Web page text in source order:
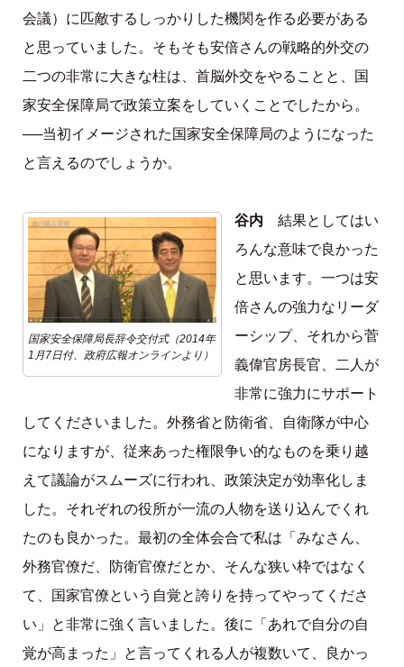
会議）に匹敵するしっかりした機関を作る必要がある
と思っていました。そもそも安倍さんの戦略的外交の
二つの非常に大きな柱は、首脳外交をやることと、国
家安全保障局で政策立案をしていくことでしたから。
──当初イメージされた国家安全保障局のようになった
と言えるのでしょうか。
国家安全保障局長辞令交付式（2014年
1月7日付、政府広報オンラインより）
谷内 結果としてはい
ろんな意味で良かった
と思います。一つは安
倍さんの強力なリーダ
ーシップ、それから菅
義偉官房長官、二人が
非常に強力にサポート
してくださいました。外務省と防衛省、自衛隊が中心
になりますが、従来あった権限争い的なものを乗り越
えて議論がスムーズに行われ、政策決定が効率化しま
した。それぞれの役所が一流の人物を送り込んでくれ
たのも良かった。最初の全体会合で私は「みなさん、
外務官僚だ、防衛官僚だとか、そんな狭い枠ではなく
て、国家官僚という自覚と誇りを持ってやってくださ
い」と非常に強く言いました。後に「あれで自分の自
覚が高まった」と言ってくれる人が複数いて、良かっ